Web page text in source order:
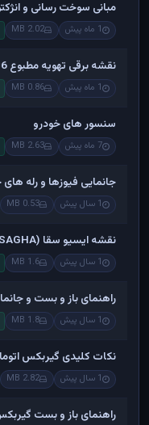
مبانی سوخت رسانی و
1 ماه پیش 2.02 MB
نقشه برقی تهویه مطبوع 206 اکوماکس با ایسیو MAW
1 ماه پیش 0.86 MB
سنسور های خودرو
7 ماه پیش 2.63 MB
جانمایی فیوزها و رله های
1 سال پیش 0.53 MB
نقشه ایسیو سقا (SAGHA) دنا EF7
1 سال پیش 1.6 MB
راهنمای باز و بست و
1 سال پیش 1.8 MB
نکات کلیدی گیربکس
1 سال پیش 2.82 MB
راهنمای باز و بست